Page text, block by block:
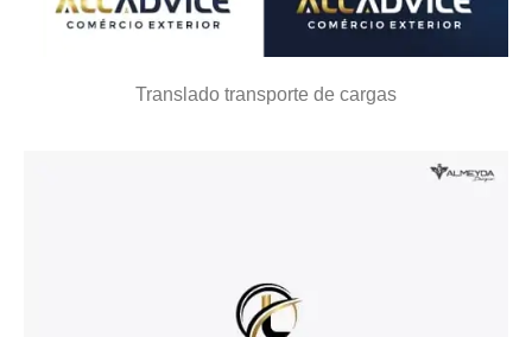
Translado transporte de cargas